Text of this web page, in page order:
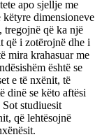
apo sjellje me
dimensioneve
tregojnë që ka një
që i zotërojnë dhe i
mira krahasuar me
është se
e të nxënit, të
dinë se këto aftësi
studiuesit
që lehtësojnë